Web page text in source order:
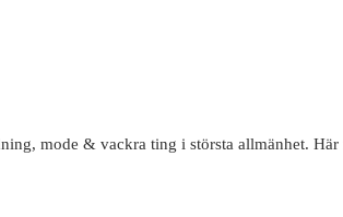
mode & vackra ting i största allmänhet.